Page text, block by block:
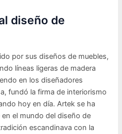
diseño de
por sus diseños de muebles,
líneas ligeras de madera
en los diseñadores
fundó la firma de interiorismo
hoy en día. Artek se ha
el mundo del diseño de
escandinava con la